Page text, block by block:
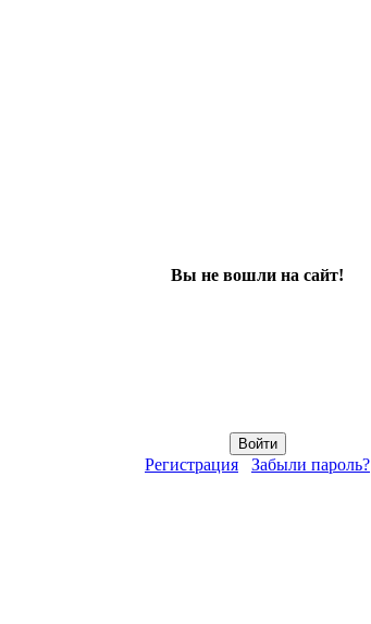
Вы не вошли на сайт!
Регистрация Забыли пароль?